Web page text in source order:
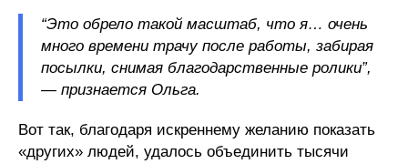
“Это обрело такой масштаб, что я… очень
много времени трачу после работы, забирая
посылки, снимая благодарственные ролики”,
— признается Ольга.
Вот так, благодаря искреннему желанию показать
«других» людей, удалось объединить тысячи